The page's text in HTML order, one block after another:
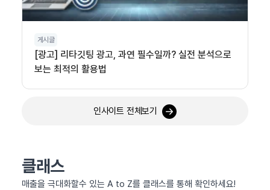
게시글
[광고] 리타깃팅 광고, 과연 필수일까? 실전 분석으로
보는 최적의 활용법
인사이트 전체보기
클래스
매출을 극대화할수 있는 A to Z를 클래스를 통해 확인하세요!